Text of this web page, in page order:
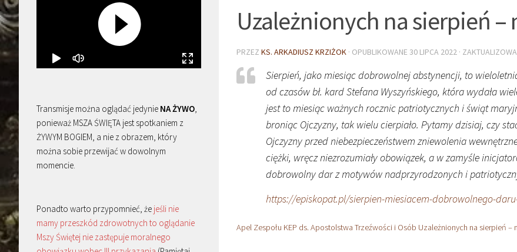
Uzależnionych na sierpień
PRZEZ KS. ARKADIUSZ KRZIŻOK · OPUBLIKOWANE 30 LIPCA 2022 ·
Sierpień, jako miesiąc dobrowolnej abstynencji, to
od czasów bł. kard Stefana Wyszyńskiego, która wydała
jest to miesiąc ważnych rocznic patriotycznych i świąt
broniąc Ojczyzny, tak wielu cierpiało. Pytamy dzisiaj, czy
Ojczyzny przed niebezpieczeństwem zniewolenia
ciężki, wręcz niezrozumiały obowiązek, a w zamyśle
dobrowolny dar z motywów nadprzyrodzonych i
https://episkopat.pl/sierpien-miesiacem-dobrowolnego-
Apel Zespołu KEP ds. Apostolstwa Trzeźwości i Osób Uzależnionych na sierpień –
Transmisje można oglądać jedynie NA ŻYWO,
ponieważ MSZA ŚWIĘTA jest spotkaniem z
ŻYWYM BOGIEM, a nie z obrazem, który
można sobie przewijać w dowolnym
momencie.
Ponadto warto przypomnieć, że jeśli nie
mamy przeszkód zdrowotnych to oglądanie
Mszy Świętej nie zastępuje moralnego